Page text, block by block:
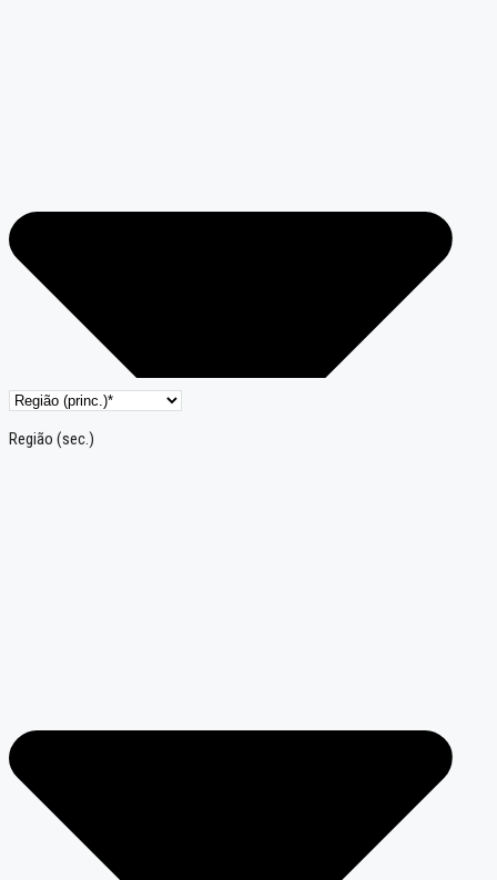
Região (sec.)